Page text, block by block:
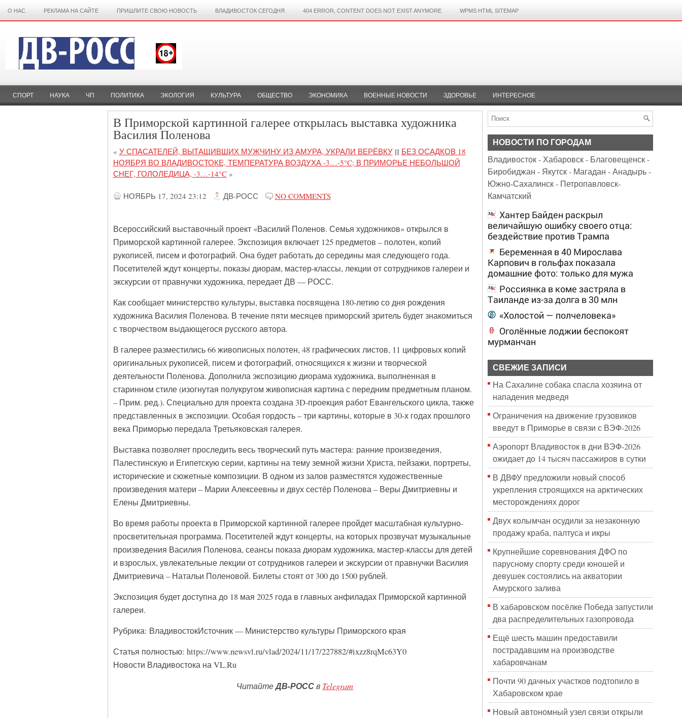
О НАС РЕКЛАМА НА САЙТЕ ПРИШЛИТЕ СВОЮ НОВОСТЬ ВЛАДИВОСТОК СЕГОДНЯ 404 ERROR, CONTENT DOES NOT EXIST ANYMORE WPMS HTML SITEMAP
СПОРТ НАУКА ЧП ПОЛИТИКА ЭКОЛОГИЯ КУЛЬТУРА ОБЩЕСТВО ЭКОНОМИКА ВОЕННЫЕ НОВОСТИ ЗДОРОВЬЕ ИНТЕРЕСНОЕ
В Приморской картинной галерее открылась выставка художника
Василия Поленова
« У СПАСАТЕЛЕЙ, ВЫТАЩИВШИХ МУЖЧИНУ ИЗ АМУРА, УКРАЛИ ВЕРЁВКУ||| БЕЗ ОСАДКОВ 18
НОЯБРЯ ВО ВЛАДИВОСТОКЕ, ТЕМПЕРАТУРА ВОЗДУХА -3…-5°C; В ПРИМОРЬЕ НЕБОЛЬШОЙ
СНЕГ, ГОЛОЛЕДИЦА, -3…-14°C»
НОЯБРЬ 17, 2024 23:12 ДВ-РОСС NO COMMENTS
Всероссийский выставочный проект «Василий Поленов. Семья художников» открылся в
Приморской картинной галерее. Экспозиция включает 125 предметов – полотен, копий
рукописей, писем и фотографий. Она будет работать до середины мая следующего года.
Посетителей ждут концерты, показы диорам, мастер-классы, лекции от сотрудников галереи и
экскурсии от правнучки художника, передает ДВ — РОСС.
Как сообщает министерство культуры, выставка посвящена 180-летию со дня рождения
художника Василия Поленова. В течение пяти месяцев приморский зритель будет знакомиться
с творчеством выдающегося русского автора.
В галерее разместились 66 живописных полотен, 48 графических листов, 11 цифровых копий
оригинальных рукописей, писем и фотографий, относящихся к жизни и творческой
деятельности Поленова. Дополнила экспозицию диорама художника, выполненная в
старинном стиле (изогнутая полукругом живописная картина с передним предметным планом.
– Прим. ред.). Специально для проекта создана 3D-проекция работ Евангельского цикла, также
представленных в экспозиции. Особая гордость – три картины, которые в 30-х годах прошлого
века Приморью передала Третьяковская галерея.
Выставка позволяет проследить весь творческий путь мастера: ранние произведения,
Палестинскую и Египетскую серии, картины на тему земной жизни Христа, пейзажи, портреты,
исторические и сюжетные композиции. В одном из залов разместятся художественные
произведения матери – Марии Алексеевны и двух сестёр Поленова – Веры Дмитриевны и
Елены Дмитриевны.
Во время работы проекта в Приморской картинной галерее пройдет масштабная культурно-
просветительная программа. Посетителей ждут концерты, на которых прозвучат музыкальные
произведения Василия Поленова, сеансы показа диорам художника, мастер-классы для детей
и взрослых, увлекательные лекции от сотрудников галереи и экскурсии от правнучки Василия
Дмитриевича – Натальи Поленовой. Билеты стоят от 300 до 1500 рублей.
Экспозиция будет доступна до 18 мая 2025 года в главных анфиладах Приморской картинной
галереи.
Рубрика: ВладивостокИсточник — Министерство культуры Приморского края
Статья полностью: https://www.newsvl.ru/vlad/2024/11/17/227882/#ixzz8rqMc63Y0
Новости Владивостока на VL.Ru
ЧитайтеДВ-РОССв Telegram
НОВОСТИ ПО ГОРОДАМ
Владивосток-Хабаровск- Благовещенск-
Биробиджан - Якутск- Магадан -Анадырь-
Южно-Сахалинск- Петропавловск-
Камчатский
Хантер Байден раскрыл
величайшую ошибку своего отца:
бездействие против Трампа
Беременная в 40 Мирослава
Карпович в гольфах показала
домашние фото: только для мужа
Россиянка в коме застряла в
Таиланде из-за долга в 30 млн
«Холостой — полчеловека»
Оголённые лоджии беспокоят
мурманчан
СВЕЖИЕ ЗАПИСИ
На Сахалине собака спасла хозяина от
нападения медведя
Ограничения на движение грузовиков
введут в Приморье в связи с ВЭФ-2026
Аэропорт Владивосток в дни ВЭФ-2026
ожидает до 14 тысяч пассажиров в сутки
В ДВФУ предложили новый способ
укрепления строящихся на арктических
месторождениях дорог
Двух колымчан осудили за незаконную
продажу краба, палтуса и икры
Крупнейшие соревнования ДФО по
парусному спорту среди юношей и
девушек состоялись на акватории
Амурского залива
В хабаровском посёлке Победа запустили
два распределительных газопровода
Ещё шесть машин предоставили
пострадавшим на производстве
хабаровчанам
Почти 90 дачных участков подтопило в
Хабаровском крае
Новый автономный узел связи открыли